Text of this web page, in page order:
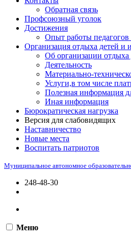
Обратная связь
Профсоюзный уголок
Достижения
Опыт работы
Организация отдыха детей и
Об организации отдыха
Деятельность
Материально-
Услуги,в том числе
Полезная информация
Иная информация
Бюрократическая нагрузка
Версия для слабовидящих
Наставничество
Новые места
Воспитать патриотов
Муниципальное автономное
248-48-30
Меню